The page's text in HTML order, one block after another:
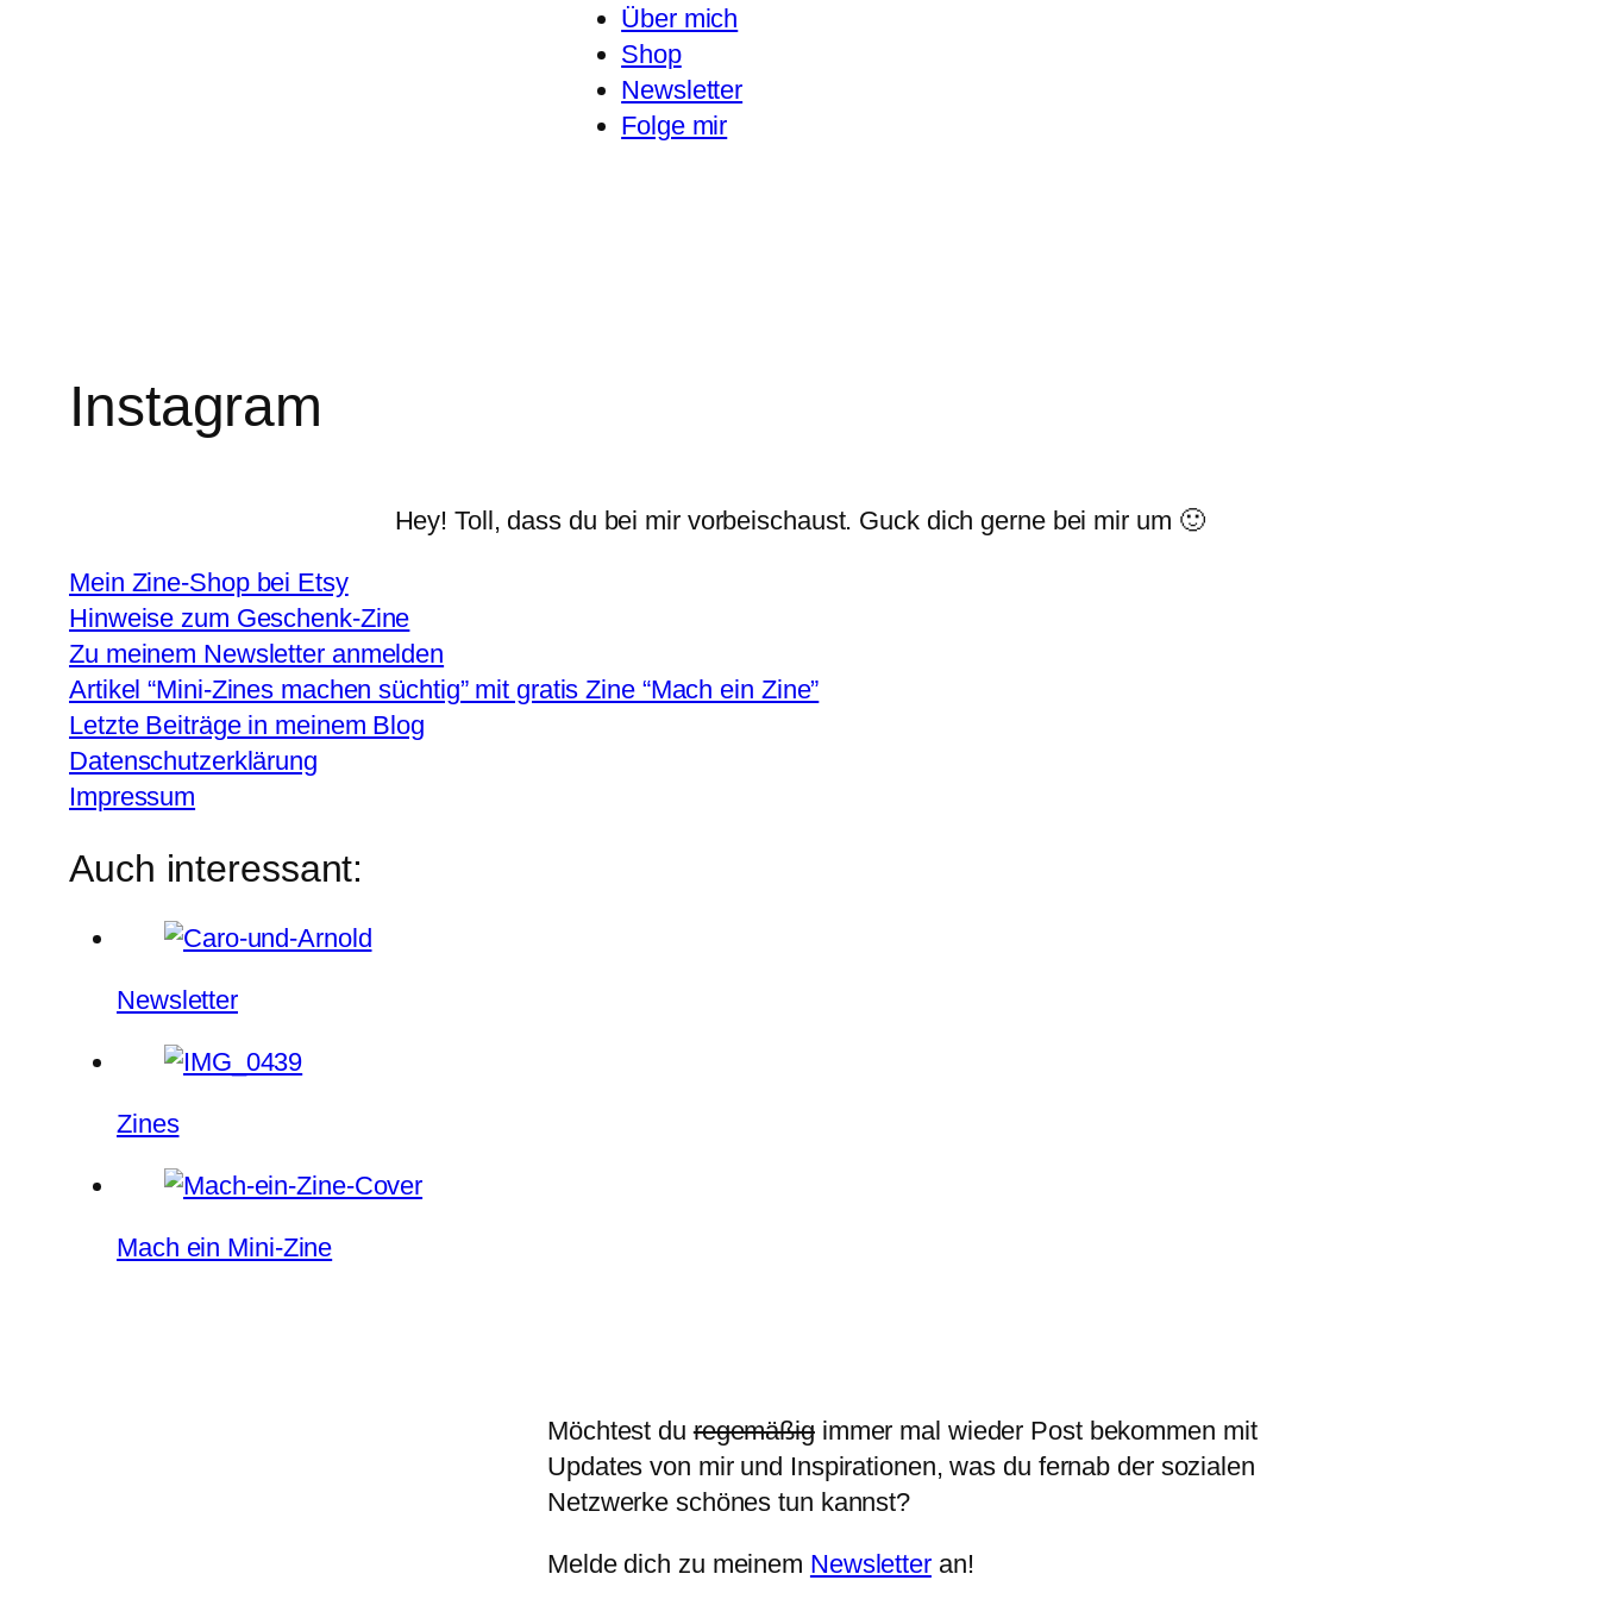
Über mich
Shop
Newsletter
Folge mir
Instagram
Hey! Toll, dass du bei mir vorbeischaust. Guck dich gerne bei mir um 🙂
Mein Zine-Shop bei Etsy
Hinweise zum Geschenk-Zine
Zu meinem Newsletter anmelden
Artikel “Mini-Zines machen süchtig” mit gratis Zine “Mach ein Zine”
Letzte Beiträge in meinem Blog
Datenschutzerklärung
Impressum
Auch interessant:
Newsletter
Zines
Mach ein Mini-Zine
Möchtest duregemäßigimmer mal wieder Post bekommen mit
Updates von mir und Inspirationen, was du fernab der sozialen
Netzwerke schönes tun kannst?
Melde dich zu meinem Newsletteran!